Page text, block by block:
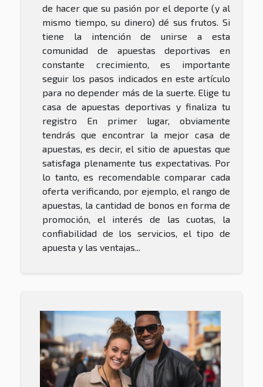
de hacer que su pasión por el deporte (y al
mismo tiempo, su dinero) dé sus frutos. Si
tiene la intención de unirse a esta
comunidad de apuestas deportivas en
constante crecimiento, es importante
seguir los pasos indicados en este artículo
para no depender más de la suerte. Elige tu
casa de apuestas deportivas y finaliza tu
registro En primer lugar, obviamente
tendrás que encontrar la mejor casa de
apuestas, es decir, el sitio de apuestas que
satisfaga plenamente tus expectativas. Por
lo tanto, es recomendable comparar cada
oferta verificando, por ejemplo, el rango de
apuestas, la cantidad de bonos en forma de
promoción, el interés de las cuotas, la
confiabilidad de los servicios, el tipo de
apuesta y las ventajas...